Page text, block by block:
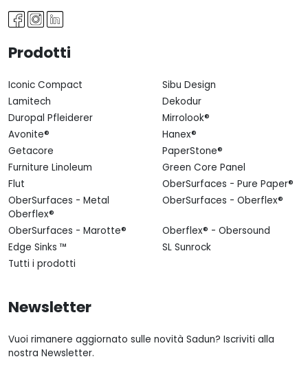
Prodotti
Iconic Compact
Sibu Design
Lamitech
Dekodur
Duropal Pfleiderer
Mirrolook®
Avonite®
Hanex®
Getacore
PaperStone®
Furniture Linoleum
Green Core Panel
Flut
OberSurfaces - Pure Paper®
OberSurfaces - Metal
Oberflex®
OberSurfaces - Oberflex®
OberSurfaces - Marotte®
Oberflex® - Obersound
Edge Sinks ™
SL Sunrock
Tutti i prodotti
Newsletter
Vuoi rimanere aggiornato sulle novità Sadun? Iscriviti alla
nostra Newsletter.